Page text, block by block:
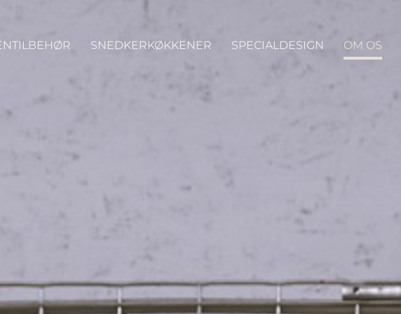
SNEDKERKØKKENER SPECIALDESIGN OM OS